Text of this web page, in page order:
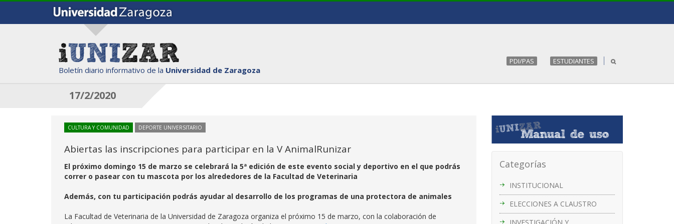
Boletín diario informativo de la Universidad de Zaragoza
PDI/PAS ESTUDIANTES
17/2/2020
Categorías
INSTITUCIONAL
ELECCIONES A CLAUSTRO
CULTURA Y COMUNIDAD DEPORTE UNIVERSITARIO
Abiertas las inscripciones para participar en la V AnimalRunizar
El próximo domingo 15 de marzo se celebrará la 5ª edición de este evento social y deportivo en el que podrás
correr o pasear con tu mascota por los alrededores de la Facultad de Veterinaria
Además, con tu participación podrás ayudar al desarrollo de los programas de una protectora de animales
La Facultad de Veterinaria de la Universidad de Zaragoza organiza el próximo 15 de marzo, con la colaboración de